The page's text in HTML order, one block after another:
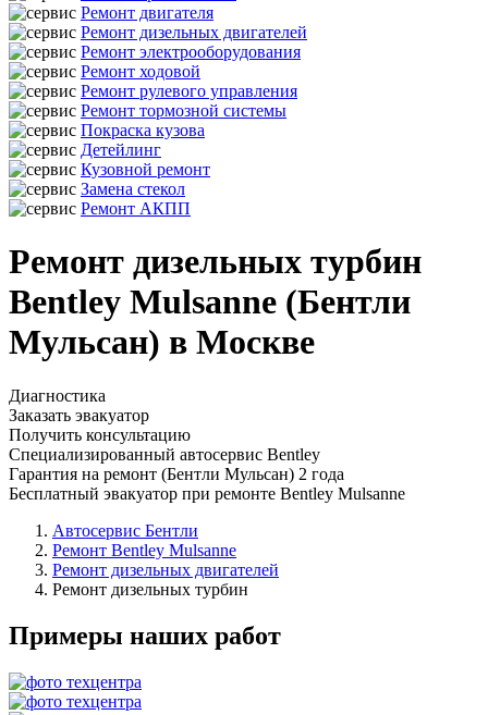
Ремонт двигателя
Ремонт дизельных двигателей
Ремонт электрооборудования
Ремонт ходовой
Ремонт рулевого управления
Ремонт тормозной системы
Покраска кузова
Детейлинг
Кузовной ремонт
Замена стекол
Ремонт АКПП
Ремонт дизельных турбин
Bentley Mulsanne (Бентли
Мульсан) в Москве
Диагностика
Заказать эвакуатор
Получить консультацию
Специализированный автосервис Bentley
Гарантия на ремонт (Бентли Мульсан) 2 года
Бесплатный эвакуатор при ремонте Bentley Mulsanne
Автосервис Бентли
Ремонт Bentley Mulsanne
Ремонт дизельных двигателей
Ремонт дизельных турбин
Примеры наших работ